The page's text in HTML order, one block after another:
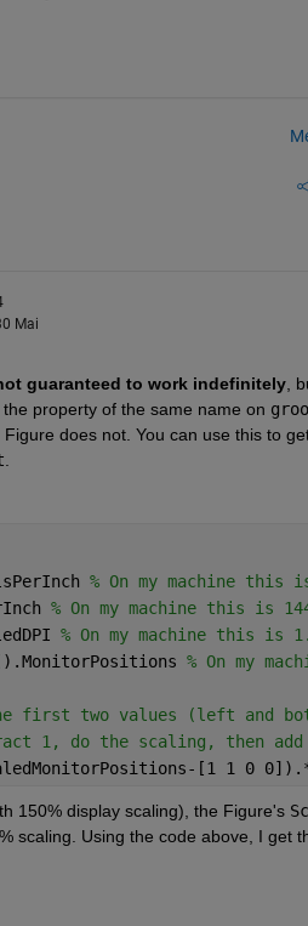
Mai
guaranteed to work indefinitely
property of the same name on
does not. You can use this to
.
% On my machine this
% On my machine this is
% On my machine this is
% On my
first two values (left and
1, do the scaling, then add
[1 1 0
150% display scaling), the Figure's
scaling. Using the code above, I get